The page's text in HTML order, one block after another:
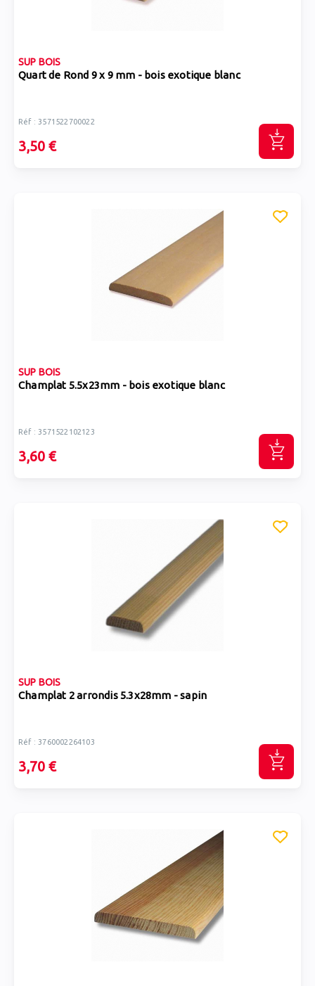
SUP BOIS
Quart de Rond 9 x 9 mm - bois exotique blanc
Réf : 3571522700022
3,50 €
SUP BOIS
Champlat 5.5x23mm - bois exotique blanc
Réf : 3571522102123
3,60 €
SUP BOIS
Champlat 2 arrondis 5.3x28mm - sapin
Réf : 3760002264103
3,70 €